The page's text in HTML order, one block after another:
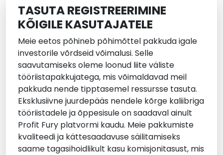
TASUTA REGISTREERIMINE
KÕIGILE KASUTAJATELE
Meie eetos põhineb põhimõttel pakkuda igale
investorile võrdseid võimalusi. Selle
saavutamiseks oleme loonud liite väliste
tööriistapakkujatega, mis võimaldavad meil
pakkuda nende tipptasemel ressursse tasuta.
Eksklusiivne juurdepääs nendele kõrge kaliibriga
tööriistadele ja õppesisule on saadaval ainult
Profit Fury platvormi kaudu. Meie pakkumiste
kvaliteedi ja kättesaadavuse säilitamiseks
saame tagasihoidlikult kasu komisjonitasust, mis